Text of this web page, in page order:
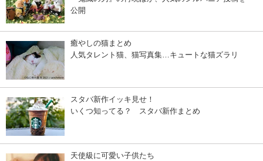
公開
癒やしの猫まとめ
人気タレント猫、猫写真集…キュートな猫ズラリ
スタバ新作イッキ見せ！
いくつ知ってる？ スタバ新作まとめ
天使級に可愛い子供たち